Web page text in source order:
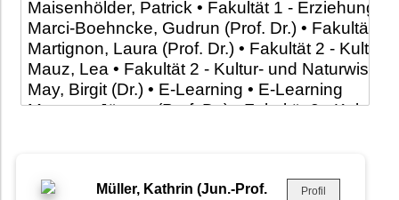
Müller, Kathrin (Jun.-Prof.
Profil